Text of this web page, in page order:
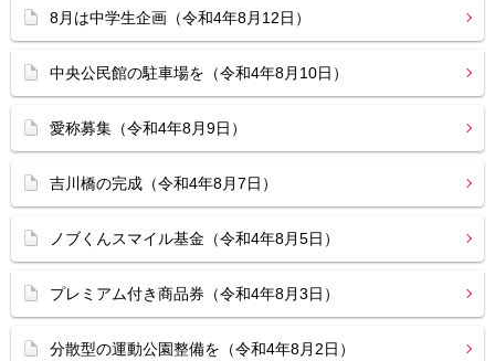
8月は中学生企画（令和4年8月12日）
中央公民館の駐車場を（令和4年8月10日）
愛称募集（令和4年8月9日）
吉川橋の完成（令和4年8月7日）
ノブくんスマイル基金（令和4年8月5日）
プレミアム付き商品券（令和4年8月3日）
分散型の運動公園整備を（令和4年8月2日）